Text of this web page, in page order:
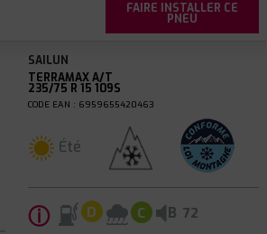
FAIRE INSTALLER CE
PNEU
SAILUN
TERRAMAX A/T
235/75 R 15 109S
CODE EAN : 6959655420463
Été
ⓘ D C B 72